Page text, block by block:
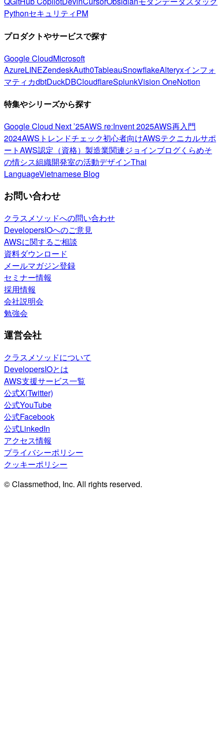
PythonセキュリティPM
プロダクトやサービスで探す
Google CloudMicrosoft
AzureLINEZendeskAuth0TableauSnowflakeAlteryxインフォ
マティカdbtDuckDBCloudflareSplunkVision OneNotion
特集やシリーズから探す
Google Cloud Next ’25AWS re:Invent 2025AWS再入門
2024AWSトレンドチェック初心者向けAWSテクニカルサポ
ートAWS認定（資格） 製造業関連ジョインブログくらめそ
の情シス組織開発室の活動デザインThai
LanguageVietnamese Blog
お問い合わせ
クラスメソッドへの問い合わせ
DevelopersIOへのご意見
AWSに関するご相談
資料ダウンロード
メールマガジン登録
セミナー情報
採用情報
会社説明会
勉強会
運営会社
クラスメソッドについて
DevelopersIOとは
AWS支援サービス一覧
公式X(Twitter)
公式YouTube
公式Facebook
公式LinkedIn
アクセス情報
プライバシーポリシー
クッキーポリシー
© Classmethod, Inc. All rights reserved.